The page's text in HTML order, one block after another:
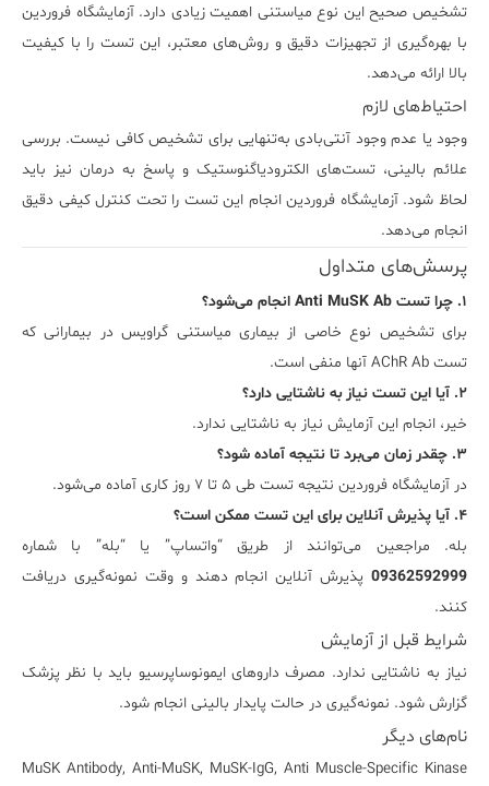
تشخیص صحیح این نوع میاستنی اهمیت زیادی دارد.آزمایشگاه فروردین
با بهره‌گیری از تجهیزات دقیق و روش‌های معتبر، این تست را با کیفیت
بالا ارائه می‌دهد.
احتیاط‌های لازم
وجود یا عدم وجود آنتی‌بادی به‌تنهایی برای تشخیص کافی نیست. بررسی
علائم بالینی، تست‌های الکترودیاگنوستیک و پاسخ به درمان نیز باید
لحاظ شود. آزمایشگاه فروردین انجام این تست را تحت کنترل کیفی دقیق
انجام می‌دهد.
پرسش‌های متداول
۱. چرا تست Anti MuSK Ab انجام می‌شود؟
برای تشخیص نوع خاصی از بیماری میاستنی گراویس در بیمارانی که
تست AChR Ab آنها منفی است.
۲. آیا این تست نیاز به ناشتایی دارد؟
خیر، انجام این آزمایش نیاز به ناشتایی ندارد.
۳. چقدر زمان می‌برد تا نتیجه آماده شود؟
در آزمایشگاه فروردین نتیجه تست طی ۵ تا ۷ روز کاری آماده می‌شود.
۴. آیا پذیرش آنلاین برای این تست ممکن است؟
بله. مراجعین می‌توانند از طریق “واتساپ” یا “بله” با شماره
09362592999 پذیرش آنلاین انجام دهند و وقت نمونه‌گیری دریافت
کنند.
شرایط قبل از آزمایش
نیاز به ناشتایی ندارد. مصرف داروهای ایمونوساپرسیو باید با نظر پزشک
گزارش شود. نمونه‌گیری در حالت پایدار بالینی انجام شود.
نام‌های دیگر
MuSK Antibody, Anti-MuSK, MuSK-IgG, Anti Muscle-Specific Kinase